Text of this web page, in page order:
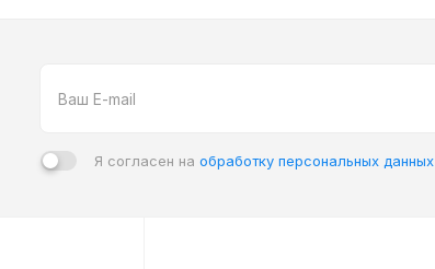
Я согласен на обработку персональных данных